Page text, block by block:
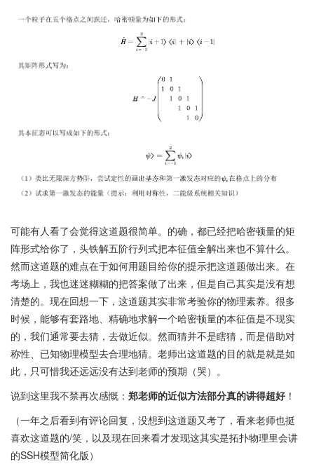
可能有人看了会觉得这道题很简单。的确，都已经把哈密顿量的矩
阵形式给你了，头铁解五阶行列式把本征值全解出来也不算什么。
然而这道题的难点在于如何用题目给你的提示把这道题做出来。在
考场上，我也迷迷糊糊的把答案做了出来，但是自己其实是没有想
清楚的。现在回想一下，这道题其实非常考验你的物理素养。很多
时候，能够有套路地、精确地求解一个哈密顿量的本征值是不现实
的，我们通常要去猜，去做近似。然而猜并不是瞎猜，而是借助对
称性、已知物理模型去合理地猜。老师出这道题的目的就是就是如
此，只可惜我还远远没有达到老师的预期（哭）。
说到这里我不禁再次感慨： 郑老师的近似方法部分真的讲得超好 ！
（一年之后看到有评论回复，没想到这道题又考了，看来老师也挺
喜欢这道题的/笑，以及现在回来看才发现这其实是拓扑物理里会讲
的SSH模型简化版）